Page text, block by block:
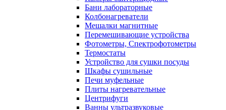
Бани лабораторные
Колбонагреватели
Мешалки магнитные
Перемешивающие устройства
Фотометры, Спектрофотометры
Термостаты
Устройство для сушки посуды
Шкафы сушильные
Печи муфельные
Плиты нагревательные
Центрифуги
Ванны ультразвуковые